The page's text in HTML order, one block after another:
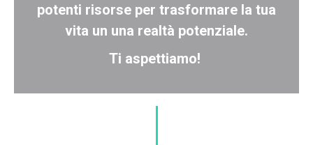
potenti risorse per trasformare la tua
vita un una realtà potenziale.
Ti aspettiamo!